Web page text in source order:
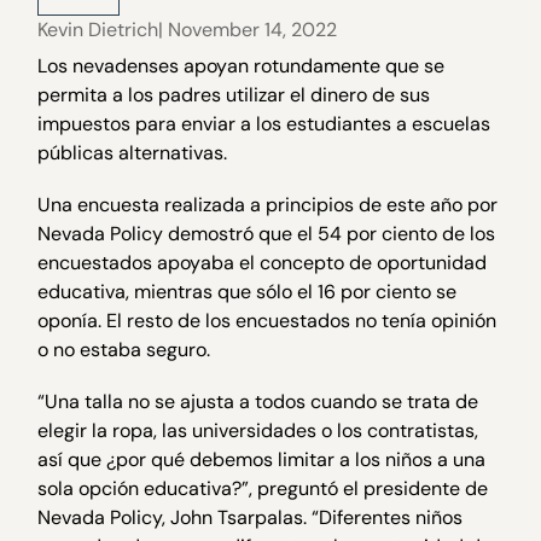
Kevin Dietrich| November 14, 2022
Los nevadenses apoyan rotundamente que se
permita a los padres utilizar el dinero de sus
impuestos para enviar a los estudiantes a escuelas
públicas alternativas.
Una encuesta realizada a principios de este año por
Nevada Policy demostró que el 54 por ciento de los
encuestados apoyaba el concepto de oportunidad
educativa, mientras que sólo el 16 por ciento se
oponía. El resto de los encuestados no tenía opinión
o no estaba seguro.
“Una talla no se ajusta a todos cuando se trata de
elegir la ropa, las universidades o los contratistas,
así que ¿por qué debemos limitar a los niños a una
sola opción educativa?”, preguntó el presidente de
Nevada Policy, John Tsarpalas. “Diferentes niños